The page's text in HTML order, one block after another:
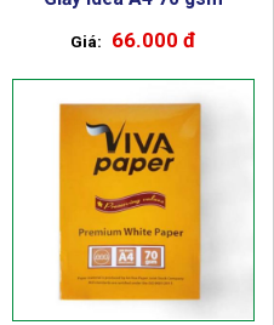
66.000 đ